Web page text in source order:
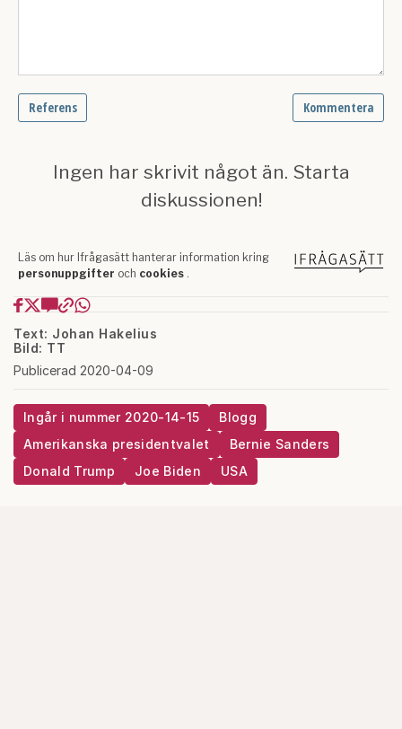
Text: Johan Hakelius
Bild: TT
Publicerad 2020-04-09
Ingår i nummer 2020-14-15
Blogg
Amerikanska presidentvalet
Bernie Sanders
Donald Trump
Joe Biden USA